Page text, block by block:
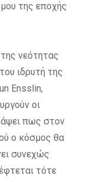
της εποχής
νεότητας
ιδρυτή της
Ensslin,
οι
πως στον
ο κόσμος θα
συνεχώς
τότε